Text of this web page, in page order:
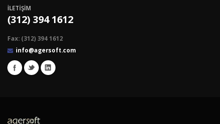
İLETİŞİM
(312) 394 1612
Fax: (312) 394 1612
info@agersoft.com